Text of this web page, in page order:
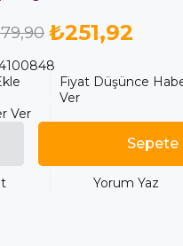
₺251,92
Fiyat Düşünce
Ver
Ver
Yorum Yaz